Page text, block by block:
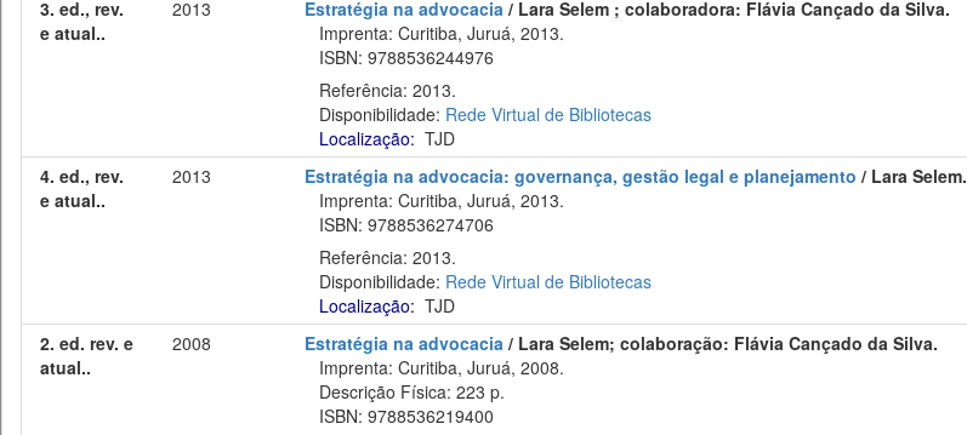
3. ed., rev.
e atual..
2013 Estratégia na advocacia / Lara Selem ; colaboradora: Flávia Cançado da Silva.
Imprenta: Curitiba, Juruá, 2013.
ISBN: 9788536244976
Referência: 2013.
Disponibilidade: Rede Virtual de Bibliotecas
Localização: TJD
4. ed., rev.
e atual..
2013 Estratégia na advocacia: governança, gestão legal e planejamento / Lara Selem.
Imprenta: Curitiba, Juruá, 2013.
ISBN: 9788536274706
Referência: 2013.
Disponibilidade: Rede Virtual de Bibliotecas
Localização: TJD
2. ed. rev. e
atual..
2008 Estratégia na advocacia / Lara Selem; colaboração: Flávia Cançado da Silva.
Imprenta: Curitiba, Juruá, 2008.
Descrição Física: 223 p.
ISBN: 9788536219400